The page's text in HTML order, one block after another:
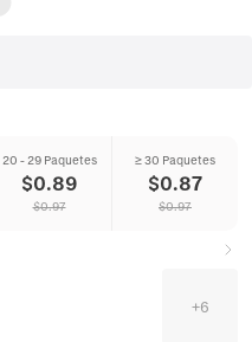
20 - 29 Paquetes
$0.89
$0.97
≥ 30 Paquetes
$0.87
$0.97
+6